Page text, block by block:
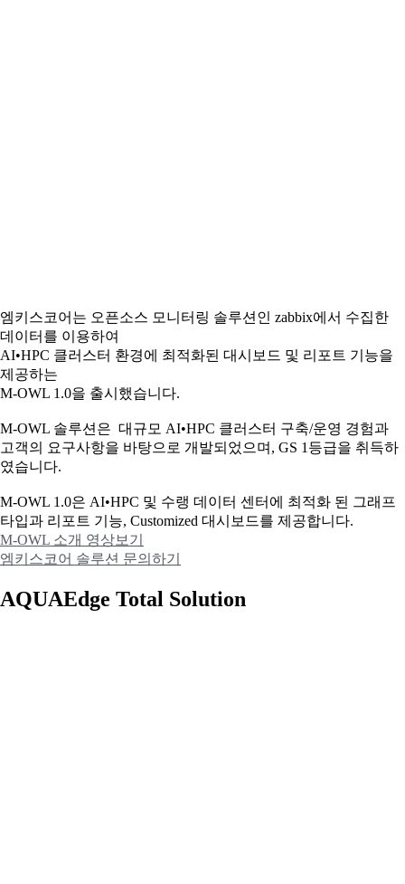
엠키스코어는 오픈소스 모니터링 솔루션인 zabbix에서 수집한
데이터를 이용하여
AI•HPC 클러스터 환경에 최적화된 대시보드 및 리포트 기능을
제공하는
M-OWL 1.0을 출시했습니다.
M-OWL 솔루션은 대규모 AI•HPC 클러스터 구축/운영 경험과
고객의 요구사항을 바탕으로 개발되었으며, GS 1등급을 취득하
였습니다.
M-OWL 1.0은 AI•HPC 및 수랭 데이터 센터에 최적화 된 그래프
타입과 리포트 기능, Customized 대시보드를 제공합니다.
M-OWL 소개 영상보기
엠키스코어 솔루션 문의하기
AQUAEdge Total Solution